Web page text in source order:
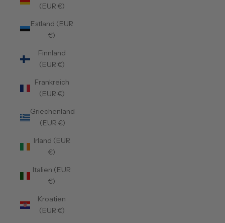
(EUR €)
Estland (EUR
€)
Finnland
(EUR €)
Frankreich
(EUR €)
Griechenland
(EUR €)
Irland (EUR
€)
Italien (EUR
€)
Kroatien
(EUR €)